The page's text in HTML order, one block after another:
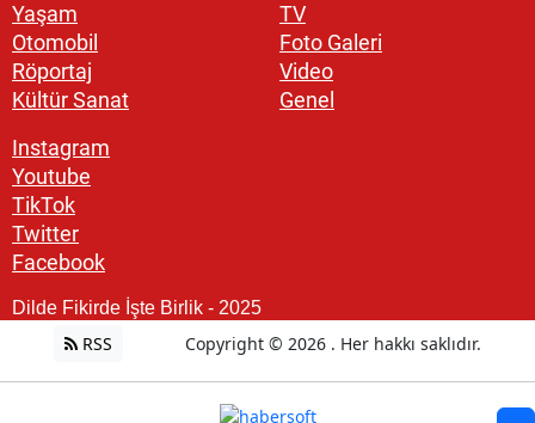
Yaşam
Otomobil
Röportaj
Kültür Sanat
TV
Foto Galeri
Video
Genel
Instagram
Youtube
TikTok
Twitter
Facebook
Dilde Fikirde İşte Birlik - 2025
RSS Copyright © 2026 . Her hakkı saklıdır.